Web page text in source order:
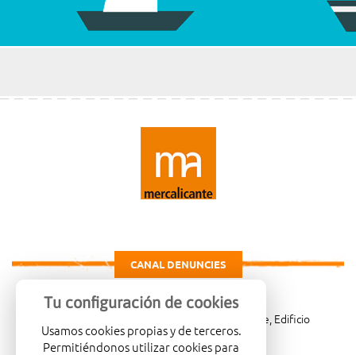
CANAL DENUNCIES
Carretera de Madrid Km. 4, 03007 Alicante, Edificio
Administrativo, planta 3ª
Tu configuración de cookies
Usamos cookies propias y de terceros.
Permitiéndonos utilizar cookies para